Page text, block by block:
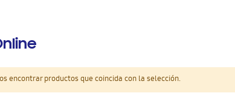
encontrar productos que coincida con la selección.